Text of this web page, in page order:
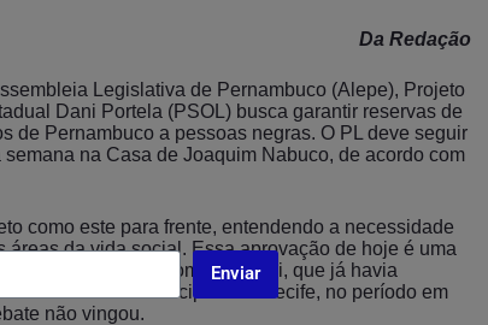
Da Redação
Legislativa de Pernambuco (Alepe), Projeto
Dani Portela (PSOL) busca garantir reservas de
de Pernambuco a pessoas negras. O PL deve seguir
na Casa de Joaquim Nabuco, de acordo com
como este para frente, entendendo a necessidade
áreas da vida social. Essa aprovação de hoje é uma
nosso estado”, comenta Dani, que já havia
concursos municipais do Recife, no período em
não vingou.
Enviar